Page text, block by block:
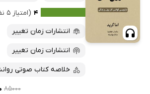
۴ (امتیاز ۵ نفر)
انتشارات زمان تغییر
انتشارات زمان تغییر
خلاصه کتاب صوتی
۸۵۰۰۰